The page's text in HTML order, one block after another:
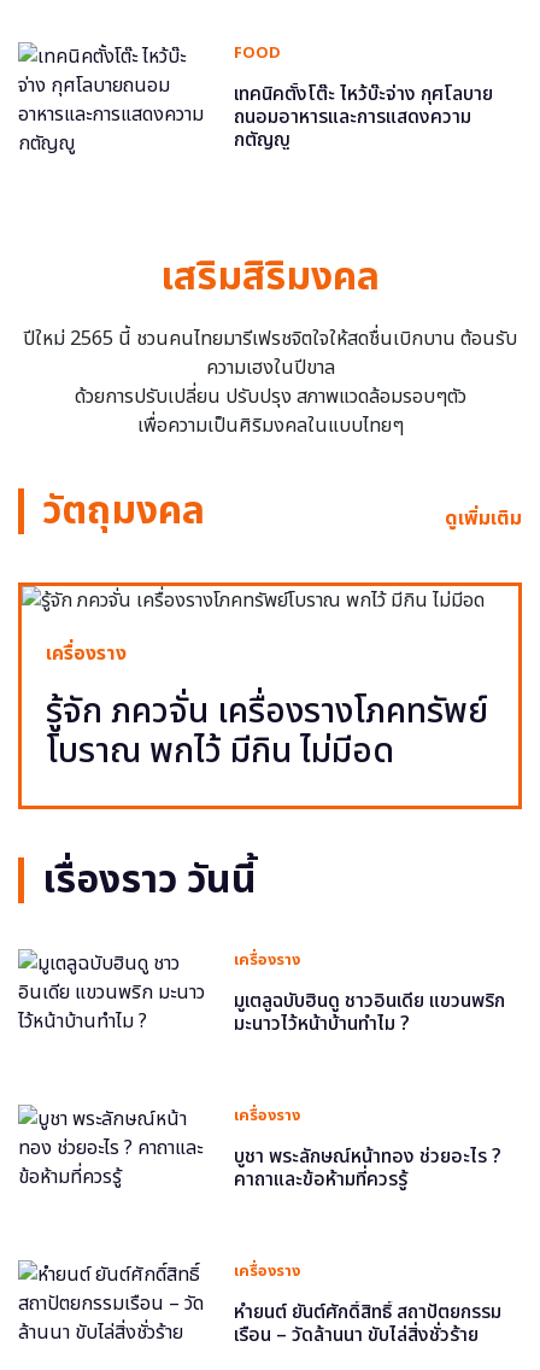
FOOD
เทคนิคตั้งโต๊ะ ไหว้บ๊ะจ่าง กุศโลบาย
ถนอมอาหารและการแสดงความ
กตัญญู
เสริมสิริมงคล
ปีใหม่ 2565 นี้ ชวนคนไทยมารีเฟรชจิตใจให้สดชื่นเบิกบาน ต้อนรับ
ความเฮงในปีขาล
ด้วยการปรับเปลี่ยน ปรับปรุง สภาพแวดล้อมรอบๆตัว
เพื่อความเป็นศิริมงคลในแบบไทยๆ
วัตถุมงคล ดูเพิ่มเติม
เครื่องราง
รู้จัก ภควจั่น เครื่องรางโภคทรัพย์
โบราณ พกไว้ มีกิน ไม่มีอด
เรื่องราว วันนี้
เครื่องราง
มูเตลูฉบับฮินดู ชาวอินเดีย แขวนพริก
มะนาวไว้หน้าบ้านทำไม ?
เครื่องราง
บูชา พระลักษณ์หน้าทอง ช่วยอะไร ?
คาถาและข้อห้ามที่ควรรู้
เครื่องราง
หำยนต์ ยันต์ศักดิ์สิทธิ์ สถาปัตยกรรม
เรือน – วัดล้านนา ขับไล่สิ่งชั่วร้าย